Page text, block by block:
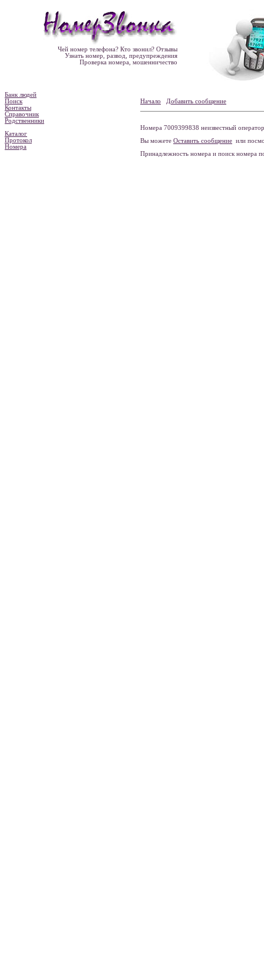
Чей номер телефона? Кто звонил? Отзывы
Узнать номер, развод, предупреждения
Проверка номера, мошенничество
Банк людей
Поиск
Контакты
Справочник
Родственники
Каталог
Протокол
Номера
Начало Добавить сообщение
Номера 7009399838 неизвестный оператор
Вы можете Оставить сообщение или
Принадлежность номера и поиск номера